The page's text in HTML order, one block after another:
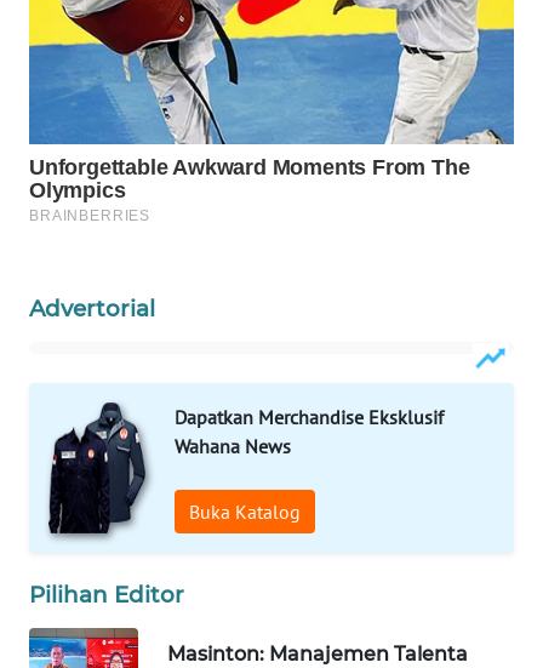
Advertorial
Dapatkan Merchandise Eksklusif
Wahana News
Buka Katalog
Pilihan Editor
Masinton: Manajemen Talenta
MASYARAKAT
KELISTRIKAN
WALINKI
MAWAKA
ID
NET
MKLI
LPKKI
LKKI
KOPEKLIN